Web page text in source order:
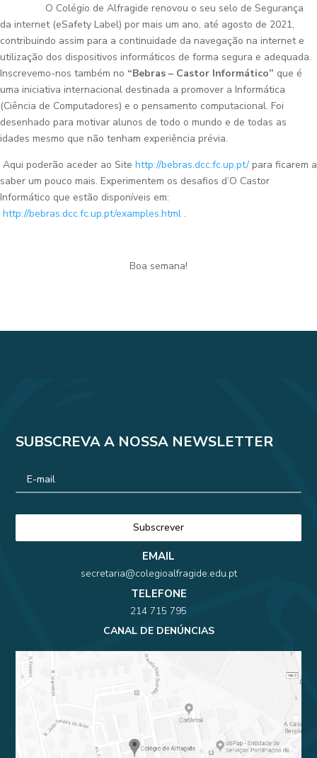
O Colégio de Alfragide renovou o seu selo de Segurança
da internet (eSafety Label) por mais um ano, até agosto de 2021,
contribuindo assim para a continuidade da navegação na internet e
utilização dos dispositivos informáticos de forma segura e adequada.
Inscrevemo-nos também no “Bebras – Castor Informático” que é
uma iniciativa internacional destinada a promover a Informática
(Ciência de Computadores) e o pensamento computacional. Foi
desenhado para motivar alunos de todo o mundo e de todas as
idades mesmo que não tenham experiência prévia.
Aqui poderão aceder ao Site http://bebras.dcc.fc.up.pt/ para ficarem a
saber um pouco mais. Experimentem os desafios d’O Castor
Informático que estão disponíveis em:
http://bebras.dcc.fc.up.pt/examples.html .
Boa semana!
SUBSCREVA A NOSSA NEWSLETTER
EMAIL
secretaria@colegioalfragide.edu.pt
TELEFONE
214 715 795
CANAL DE DENÚNCIAS